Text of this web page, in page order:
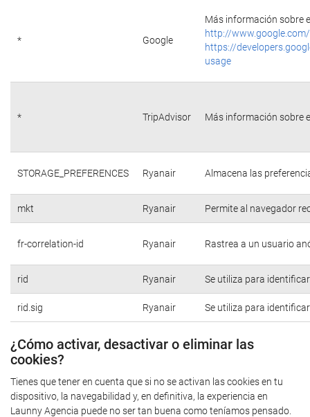
* Google
Más información sobre
http://
https://
usage
* TripAdvisor Más información sobre
STORAGE_PREFERENCES Ryanair Almacena las
mkt Ryanair Permite al navegador
fr-correlation-id Ryanair Rastrea a un usuario
rid Ryanair Se utiliza para
rid.sig Ryanair Se utiliza para
¿Cómo activar, desactivar o eliminar las
cookies?
Tienes que tener en cuenta que si no se activan las cookies en tu
dispositivo, la navegabilidad y, en definitiva, la experiencia en
Launny Agencia puede no ser tan buena como teníamos pensado.